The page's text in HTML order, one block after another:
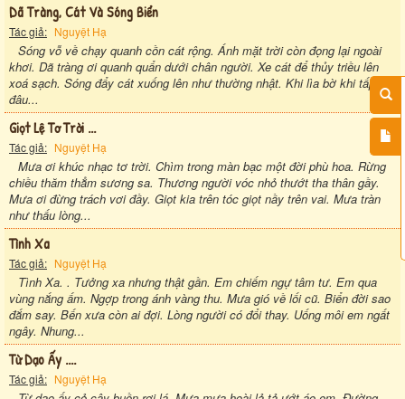
Dã Tràng, Cát Và Sóng Biển
Tác giả: Nguyệt Hạ
Sóng vỗ về chạy quanh cồn cát rộng. Ánh mặt trời còn đọng lại ngoài
khơi. Dã tràng ơi quanh quẩn dưới chân người. Xe cát để thủy triều lên
xoá sạch. Sóng đẩy cát xuống lên như thường nhật. Khi lìa bờ khi tấp tận
đâu...
Giọt Lệ Tơ Trời ...
Tác giả: Nguyệt Hạ
Mưa ơi khúc nhạc tơ trời. Chìm trong màn bạc một đời phù hoa. Rừng
chiều thăm thẳm sương sa. Thương người vóc nhỏ thướt tha thân gầy.
Mưa ơi đừng trách vơi đầy. Giọt kia trên tóc giọt nầy trên vai. Mưa tràn
như thấu lòng...
Tình Xa
Tác giả: Nguyệt Hạ
Tình Xa. . Tưởng xa nhưng thật gần. Em chiếm ngự tâm tư. Em qua
vùng nắng ấm. Ngợp trong ánh vàng thu. Mưa gió về lối cũ. Biển đời sao
đắm say. Bến xưa còn ai đợi. Lòng người có đổi thay. Uống môi em ngất
ngây. Nhung...
Từ Dạo Ấy ....
Tác giả: Nguyệt Hạ